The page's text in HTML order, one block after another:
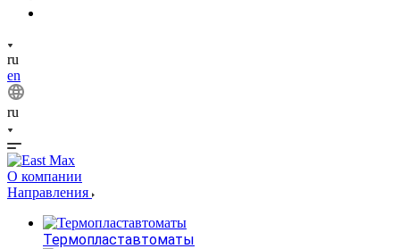
ru
en
ru
О компании
Направления
Термопластавтоматы